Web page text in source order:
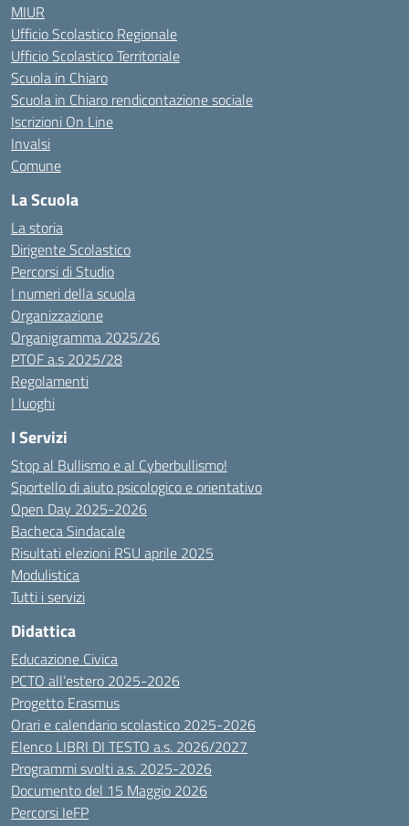
MIUR
Ufficio Scolastico Regionale
Ufficio Scolastico Territoriale
Scuola in Chiaro
Scuola in Chiaro rendicontazione sociale
Iscrizioni On Line
Invalsi
Comune
La Scuola
La storia
Dirigente Scolastico
Percorsi di Studio
I numeri della scuola
Organizzazione
Organigramma 2025/26
PTOF a.s 2025/28
Regolamenti
I luoghi
I Servizi
Stop al Bullismo e al Cyberbullismo!
Sportello di aiuto psicologico e orientativo
Open Day 2025-2026
Bacheca Sindacale
Risultati elezioni RSU aprile 2025
Modulistica
Tutti i servizi
Didattica
Educazione Civica
PCTO all’estero 2025-2026
Progetto Erasmus
Orari e calendario scolastico 2025-2026
Elenco LIBRI DI TESTO a.s. 2026/2027
Programmi svolti a.s. 2025-2026
Documento del 15 Maggio 2026
Percorsi IeFP